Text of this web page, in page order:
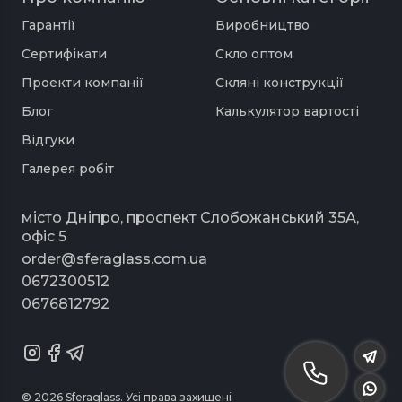
бронзові
— на дзеркальній поверхні є
бронзовий відтінок, який надає йому
— шафа з матовим дзеркалом
виглядає неймовірно стильно та
оригінально;
сатинові
естетичні властивості;
з піскоструменем
поверхню можна наносити будь-які
візерунки та малюнки в технології
Шафи-купе з фацетом
Гарантії
Сертифікати
Проекти компанії
Блог
Відгуки
Галерея робіт
Виробництво
Скло оптом
Скляні конструкції
Калькулятор вартості
місто Дніпро, проспект Слобожанський 35А,
офіс 5
order@sferaglass.com.ua
0672300512
0676812792
© 2026 Sferaglass. Усі права захищені